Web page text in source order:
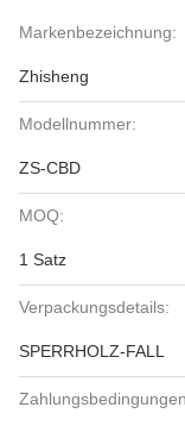
Markenbezeichnung:
Zhisheng
Modellnummer:
ZS-CBD
MOQ:
1 Satz
Verpackungsdetails:
SPERRHOLZ-FALL